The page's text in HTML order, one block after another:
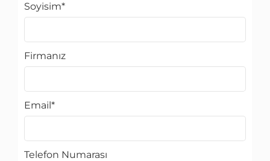
Soyisim*
Firmanız
Email*
Telefon Numarası